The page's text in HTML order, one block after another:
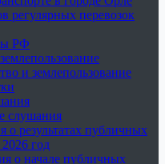
регулярных перевозок
РФ
и землепользование
слушания
о результатах публичных
год
о начале публичных